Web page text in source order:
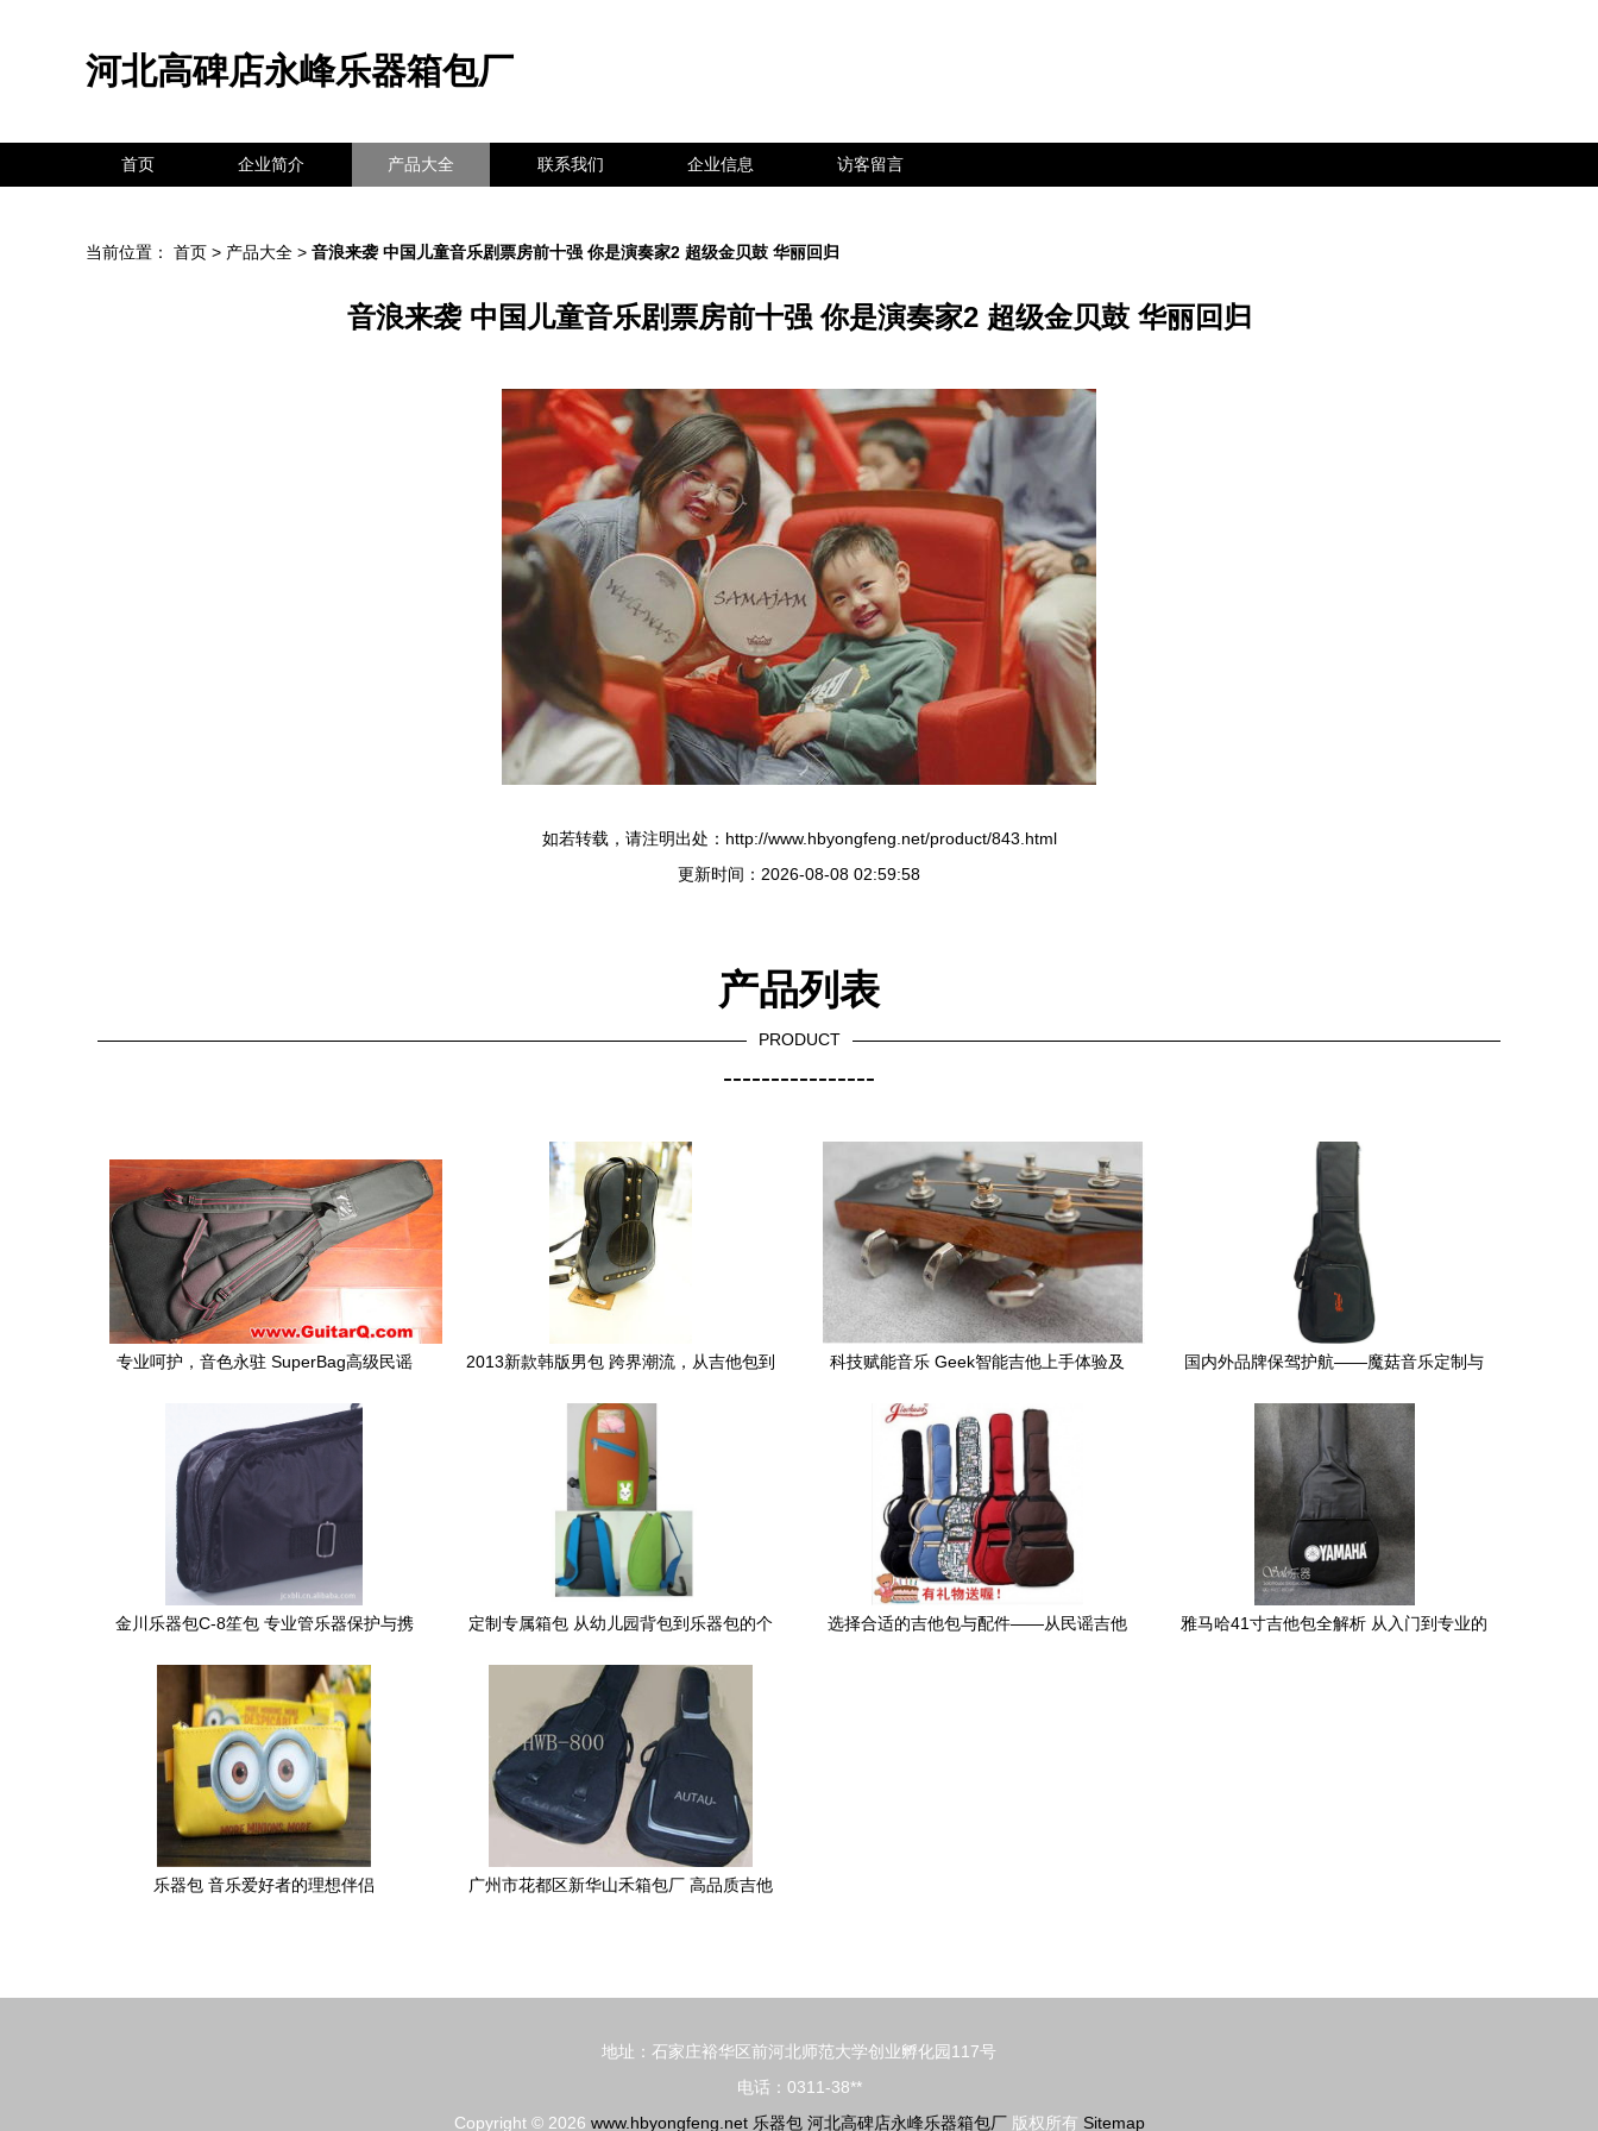
河北高碑店永峰乐器箱包厂
首页 企业简介 产品大全 联系我们 企业信息 访客留言
当前位置： 首页 > 产品大全 > 音浪来袭 中国儿童音乐剧票房前十强 你是演奏家2 超级金贝鼓 华丽回归
音浪来袭 中国儿童音乐剧票房前十强 你是演奏家2 超级金贝鼓 华丽回归
如若转载，请注明出处：http://www.hbyongfeng.net/product/843.html
更新时间：2026-08-08 02:59:58
产品列表
PRODUCT
----------------
专业呵护，音色永驻 SuperBag高级民谣
2013新款韩版男包 跨界潮流，从吉他包到
科技赋能音乐 Geek智能吉他上手体验及
国内外品牌保驾护航——魔菇音乐定制与
金川乐器包C-8笙包 专业管乐器保护与携
定制专属箱包 从幼儿园背包到乐器包的个
选择合适的吉他包与配件——从民谣吉他
雅马哈41寸吉他包全解析 从入门到专业的
乐器包 音乐爱好者的理想伴侣
广州市花都区新华山禾箱包厂 高品质吉他
地址：石家庄裕华区前河北师范大学创业孵化园117号
电话：0311-38**
Copyright © 2026 www.hbyongfeng.net 乐器包 河北高碑店永峰乐器箱包厂版权所有 Sitemap